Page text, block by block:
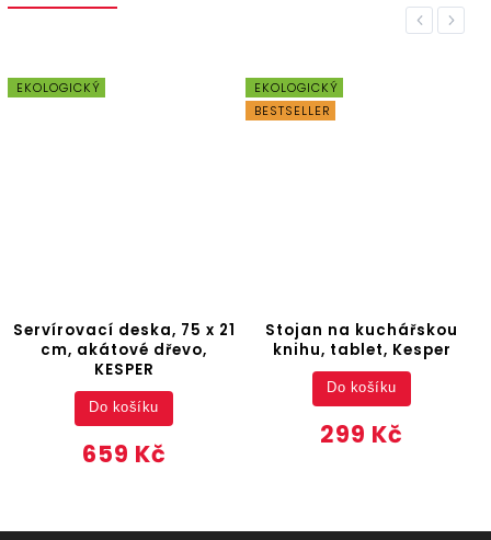
Previous
EKOLOGICKÝ
Servírovací deska, 75 x 21
cm, akátové dřevo,
KESPER
659 Kč
Do košíku
EKOLOGICKÝ
BESTSELLER
Stojan na kuchářskou
knihu, tablet, Kesper
299 Kč
Do košíku
Next